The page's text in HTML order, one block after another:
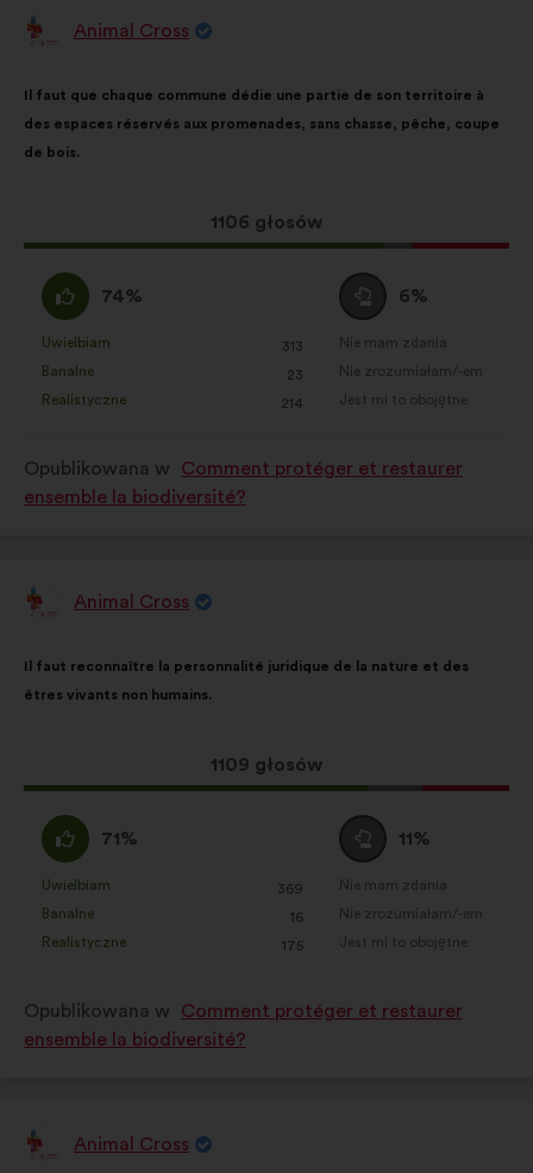
Propozycja:Animal Cross
propozycji:
Il faut que chaque commune dédie une partie de son territoire à
des espaces réservés aux promenades, sans chasse, pêche, coupe
de bois.
Ta
propozycja
1106 głosów
czym
głosy
rozłożyły
Zgadzam
się
:
74%
w
kategorii:
Uwielbiam
: 313
razy
Banalne
: 23
razy
Realistyczne
: 214
razy
Wstrzymuję
się
:
6%
w
Nie mam zdania
:razy
Nie zrozumiałam/-em
:razy
Jest mi to obojętne
:razy
Opublikowana w
Comment protéger et restaurer
ensemble la biodiversité?
Propozycja:Animal Cross
propozycji:
Il faut reconnaître la personnalité juridique de la nature et des
êtres vivants non humains.
Ta
propozycja
1109 głosów
czym
głosy
następująco:
Zgadzam
się
:
71%
w
kategorii:
Uwielbiam
: 369
razy
Banalne
: 16
razy
Realistyczne
: 175
razy
Wstrzymuję
się
:
11%
w
Nie mam zdania
:razy
Nie zrozumiałam/-em
:razy
Jest mi to obojętne
:razy
Opublikowana w
Comment protéger et restaurer
ensemble la biodiversité?
Propozycja:Animal Cross